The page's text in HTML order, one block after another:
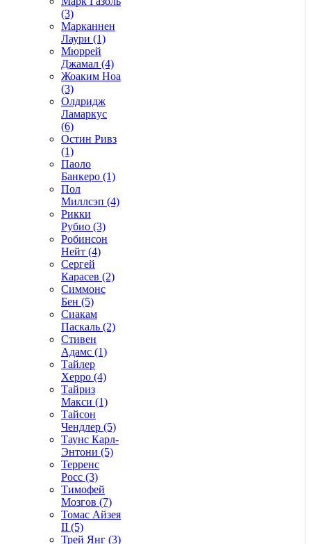
(3)
Марканнен
Лаури (1)
Мюррей
Джамал (4)
Жоаким Ноа
(3)
Олдридж
Ламаркус
(6)
Остин Ривз
(1)
Паоло
Банкеро (1)
Пол
Миллсэп (4)
Рикки
Рубио (3)
Робинсон
Нейт (4)
Сергей
Карасев (2)
Симмонс
Бен (5)
Сиакам
Паскаль (2)
Стивен
Адамс (1)
Тайлер
Херро (4)
Тайриз
Макси (1)
Тайсон
Чендлер (5)
Таунс Карл-
Энтони (5)
Терренс
Росс (3)
Тимофей
Мозгов (7)
Томас Айзея
II (5)
Трей Янг (3)